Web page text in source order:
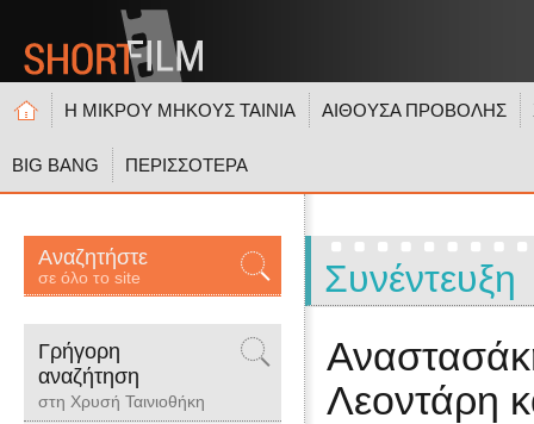
Η ΜΙΚΡΟΥ ΜΗΚΟΥΣ ΤΑΙΝΙΑ ΑΙΘΟΥΣΑ ΠΡΟΒΟΛΗΣ
BIG BANG ΠΕΡΙΣΣΟΤΕΡΑ
Αναζητήστε
σε όλο το site
Γρήγορη
αναζήτηση
στη Χρυσή Ταινιοθήκη
Συνέντευξη
Λεοντάρη